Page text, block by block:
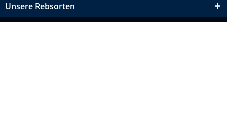
Unsere Rebsorten